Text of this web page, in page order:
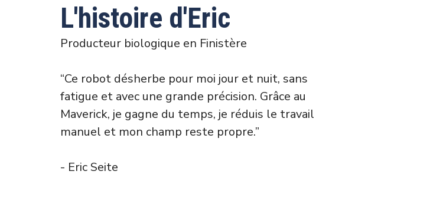
L'histoire d'Eric
Producteur biologique en Finistère
“Ce robot désherbe pour moi jour et nuit, sans
fatigue et avec une grande précision. Grâce au
Maverick, je gagne du temps, je réduis le travail
manuel et mon champ reste propre.”
- Eric Seite